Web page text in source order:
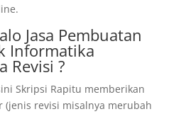
Jasa Pembuatan
Informatika
Revisi ?
Skripsi Rapitu memberikan
(jenis revisi misalnya merubah